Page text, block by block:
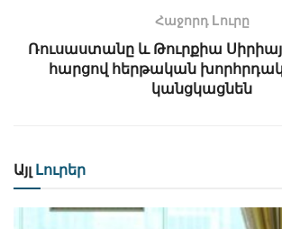
Հաջորդ Lուրը
Ռուսաստանը և Թուրքիա
հարցով հերթական
կանցկացնեն
Այլ Լուրեր